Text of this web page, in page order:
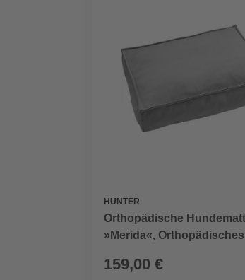
HUNTER
Orthopädische
»Merida«, Orthopädisches
anthrazit
159,00 €